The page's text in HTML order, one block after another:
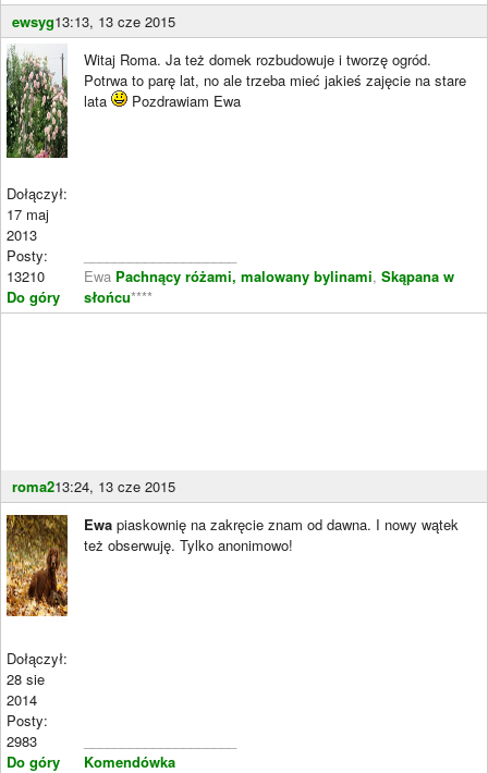
ewsyg13:13, 13 cze 2015
Dołączył:
17 maj
2013
Posty:
13210
Do góry
Witaj Roma. Ja też domek rozbudowuje i tworzę ogród.
Potrwa to parę lat, no ale trzeba mieć jakieś zajęcie na stare
lata
Pozdrawiam Ewa
Ewa Pachnący różami, malowany bylinami, Skąpana w
słońcu****
roma213:24, 13 cze 2015
Dołączył:
28 sie
2014
Posty:
2983
Do góry
Ewa piaskownię na zakręcie znam od dawna. I nowy wątek
też obserwuję. Tylko anonimowo!
Komendówka